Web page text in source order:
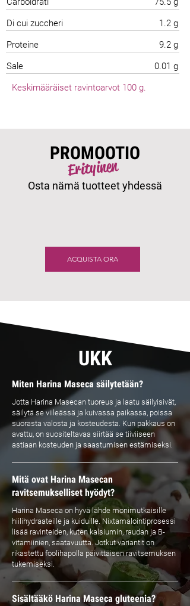
Di cui zuccheri
1.2 g
Proteine
9.2 g
Sale
0.01 g
Keskimääräiset ravintoarvot 100 g.
PROMOOTIO
Erityinen
Osta nämä tuotteet yhdessä
ACQUISTA ORA
UKK
Miten Harina Maseca säilytetään?
Jotta Harina Masecan tuoreus ja laatu säilyisivät,
säilytä se viileässä ja kuivassa paikassa, poissa
suorasta valosta ja kosteudesta. Kun pakkaus on
avattu, on suositeltavaa siirtää se tiiviiseen
astiaan kosteuden ja saastumisen estämiseksi.
Mitä ovat Harina Masecan
ravitsemukselliset hyödyt?
Harina Maseca on hyvä lähde monimutkaisille
hiilihydraateille ja kuiduille. Nixtamalointiprosessi
lisää ravinteiden, kuten kalsiumin, raudan ja B-
vitamiinien, saatavuutta. Jotkut variantit on
rikastettu foolihapolla päivittäisen ravitsemuksen
tukemiseksi.
Sisältääkö Harina Maseca gluteenia?